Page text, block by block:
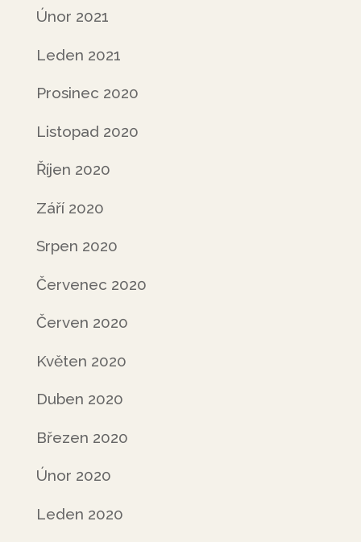
Únor 2021
Leden 2021
Prosinec 2020
Listopad 2020
Říjen 2020
Září 2020
Srpen 2020
Červenec 2020
Červen 2020
Květen 2020
Duben 2020
Březen 2020
Únor 2020
Leden 2020